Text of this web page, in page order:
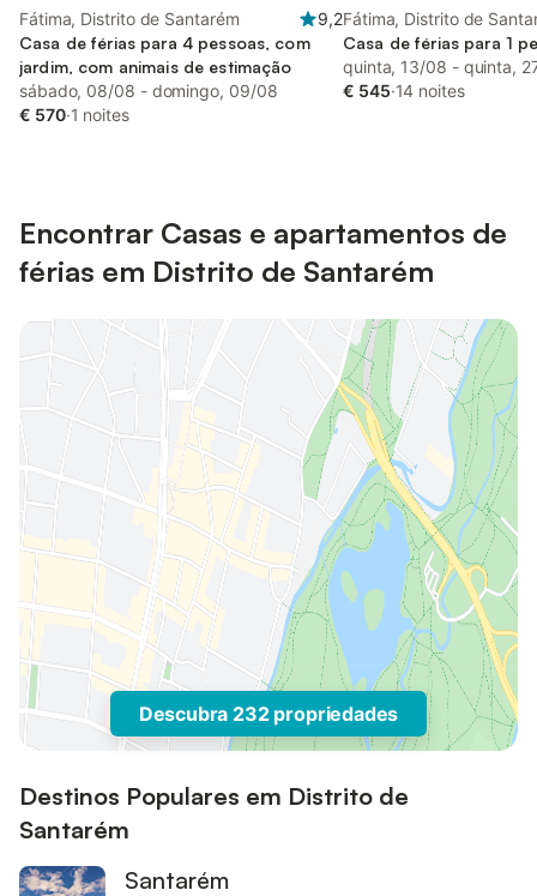
Fátima, Distrito de Santarém
9,2
Casa de férias para 4 pessoas, com
jardim, com animais de estimação
sábado, 08/08 - domingo, 09/08
€ 570·1 noites
Fátima, Distrito de
Casa de férias para 1
quinta, 13/08 - quinta,
€ 545·14 noites
Encontrar Casas e apartamentos de
férias em Distrito de Santarém
Descubra 232 propriedades
Destinos Populares em Distrito de
Santarém
Santarém